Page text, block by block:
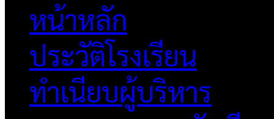
หน้าหลัก
ประวัติโรงเรียน
ทำเนียบผู้บริหาร